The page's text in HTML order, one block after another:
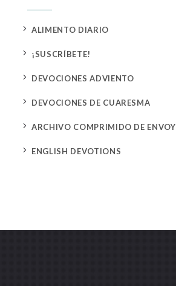
5 ALIMENTO DIARIO
5 ¡SUSCRÍBETE!
5 DEVOCIONES ADVIENTO
5 DEVOCIONES DE CUARESMA
5 ARCHIVO COMPRIMIDO DE ENVOY
5 ENGLISH DEVOTIONS